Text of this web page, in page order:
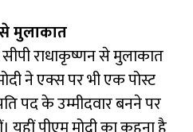
मुलाकात
सीपी राधाकृष्णन से मुलाकात
ने एक्स पर भी एक पोस्ट
पद के उम्मीदवार बनने पर